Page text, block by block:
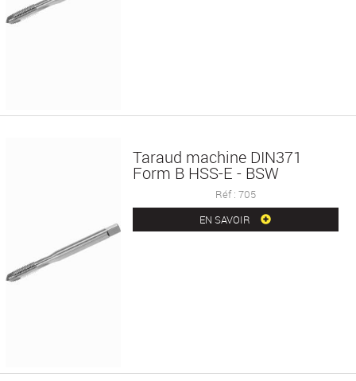
Taraud machine DIN371
Form B HSS-E - BSW
Réf : 705
EN SAVOIR